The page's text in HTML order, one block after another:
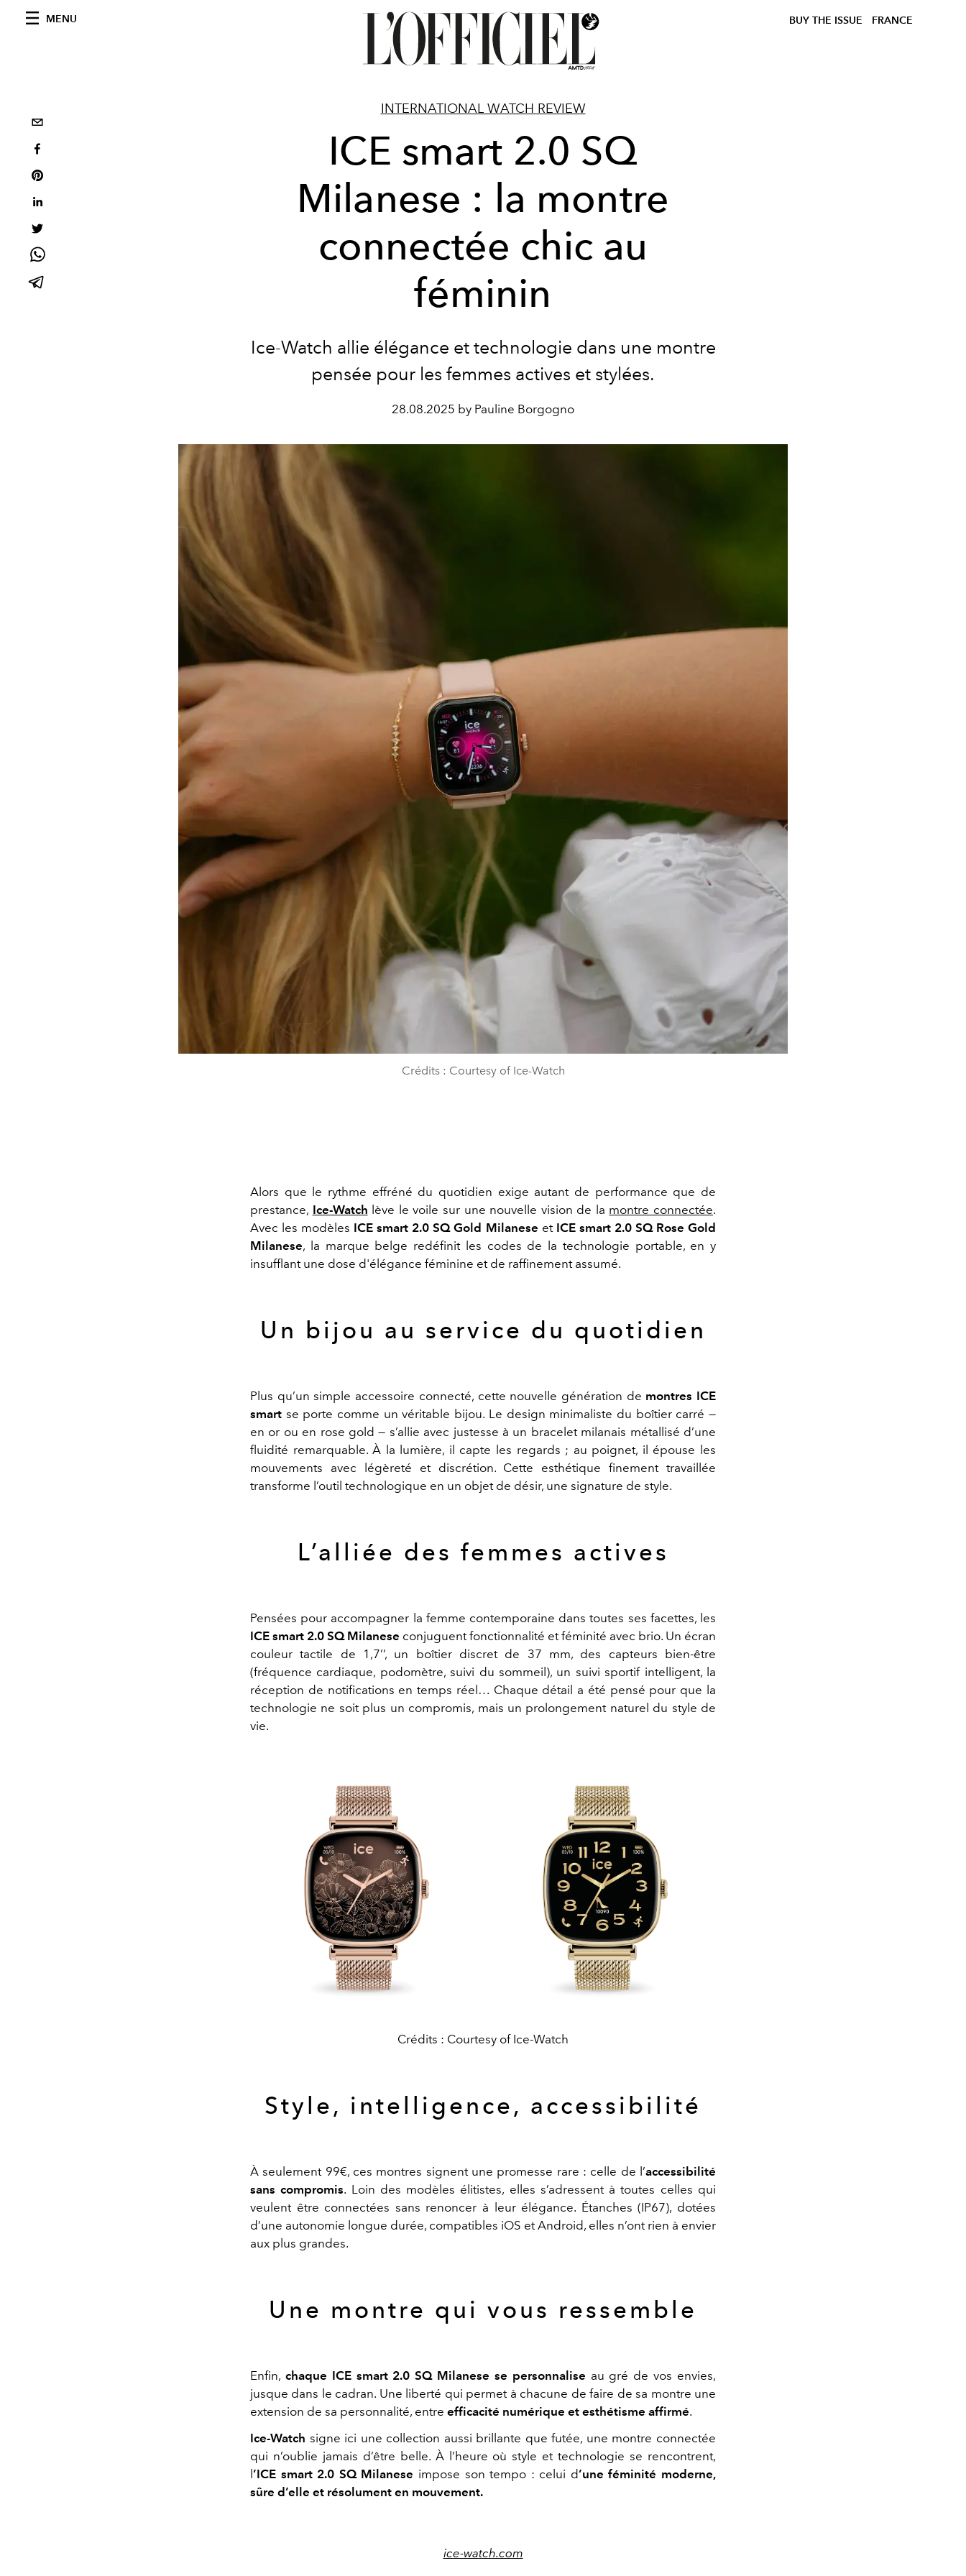
MENU BUY THE ISSUE FRANCE
INTERNATIONAL WATCH REVIEW
ICE smart 2.0 SQ
Milanese : la montre
connectée chic au
féminin
Ice-Watch allie élégance et technologie dans une montre
pensée pour les femmes actives et stylées.
28.08.2025 by Pauline Borgogno
Crédits : Courtesy of Ice-Watch
Alors que le rythme effréné du quotidien exige autant de performance que de
prestance, Ice-Watch lève le voile sur une nouvelle vision de la montre connectée.
Avec les modèles ICE smart 2.0 SQ Gold Milanese et ICE smart 2.0 SQ Rose Gold
Milanese, la marque belge redéfinit les codes de la technologie portable, en y
insufflant une dose d'élégance féminine et de raffinement assumé.
Un bijou au service du quotidien
Plus qu’un simple accessoire connecté, cette nouvelle génération de montres ICE
smart se porte comme un véritable bijou. Le design minimaliste du boîtier carré —
en or ou en rose gold — s’allie avec justesse à un bracelet milanais métallisé d’une
fluidité remarquable. À la lumière, il capte les regards ; au poignet, il épouse les
mouvements avec légèreté et discrétion. Cette esthétique finement travaillée
transforme l’outil technologique en un objet de désir, une signature de style.
L’alliée des femmes actives
Pensées pour accompagner la femme contemporaine dans toutes ses facettes, les
ICE smart 2.0 SQ Milanese conjuguent fonctionnalité et féminité avec brio. Un écran
couleur tactile de 1,7’’, un boîtier discret de 37 mm, des capteurs bien-être
(fréquence cardiaque, podomètre, suivi du sommeil), un suivi sportif intelligent, la
réception de notifications en temps réel… Chaque détail a été pensé pour que la
technologie ne soit plus un compromis, mais un prolongement naturel du style de
vie.
Crédits : Courtesy of Ice-Watch
Style, intelligence, accessibilité
À seulement 99€, ces montres signent une promesse rare : celle de l’accessibilité
sans compromis. Loin des modèles élitistes, elles s’adressent à toutes celles qui
veulent être connectées sans renoncer à leur élégance. Étanches (IP67), dotées
d’une autonomie longue durée, compatibles iOS et Android, elles n’ont rien à envier
aux plus grandes.
Une montre qui vous ressemble
Enfin, chaque ICE smart 2.0 SQ Milanese se personnalise au gré de vos envies,
jusque dans le cadran. Une liberté qui permet à chacune de faire de sa montre une
extension de sa personnalité, entre efficacité numérique et esthétisme affirmé.
Ice-Watch signe ici une collection aussi brillante que futée, une montre connectée
qui n’oublie jamais d’être belle. À l’heure où style et technologie se rencontrent,
’ICE smart 2.0 SQ Milanese impose son tempo : celui d’une féminité moderne,
sûre d’elle et résolument en mouvement.
ice-watch.com